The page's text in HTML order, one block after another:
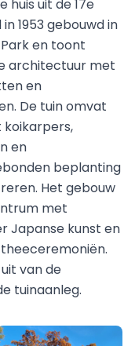
huis uit de 17e
1953 gebouwd in
en toont
architectuur met
en
De tuin omvat
koikarpers,
en
beplanting
Het gebouw
met
Japanse kunst en
van de
tuinaanleg.